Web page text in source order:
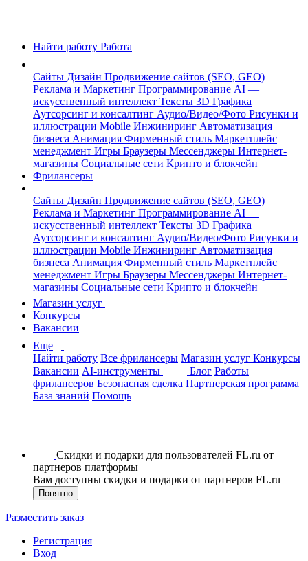
Найти работу Работа
Сайты Дизайн Продвижение сайтов (SEO, GEO)
Реклама и Маркетинг Программирование AI —
искусственный интеллект Тексты 3D Графика
Аутсорсинг и консалтинг Аудио/Видео/Фото Рисунки и
иллюстрации Mobile Инжиниринг Автоматизация
бизнеса Анимация Фирменный стиль Маркетплейс
менеджмент Игры Браузеры Мессенджеры Интернет-
магазины Социальные сети Крипто и блокчейн
Фрилансеры
Сайты Дизайн Продвижение сайтов (SEO, GEO)
Реклама и Маркетинг Программирование AI —
искусственный интеллект Тексты 3D Графика
Аутсорсинг и консалтинг Аудио/Видео/Фото Рисунки и
иллюстрации Mobile Инжиниринг Автоматизация
бизнеса Анимация Фирменный стиль Маркетплейс
менеджмент Игры Браузеры Мессенджеры Интернет-
магазины Социальные сети Крипто и блокчейн
Магазин услуг
Конкурсы
Вакансии
Еще
Найти работу Все фрилансеры Магазин услуг Конкурсы
Вакансии AI-инструменты Блог Работы
фрилансеров Безопасная сделка Партнерская программа
База знаний Помощь
Скидки и подарки для пользователей FL.ru от
партнеров платформы
Вам доступны скидки и подарки от партнеров FL.ru
Понятно
Разместить заказ
Регистрация
Вход